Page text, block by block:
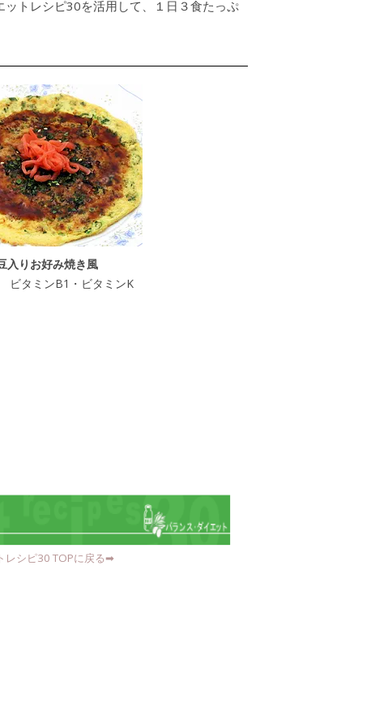
トレシピ30を活用して、１日３食たっぷ
入りお好み焼き風
タミンB1・ビタミンK
レシピ30 TOPに戻る➡︎